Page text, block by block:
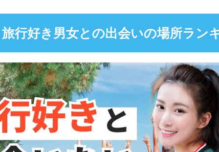
行好き男女との出会いの場所ラン